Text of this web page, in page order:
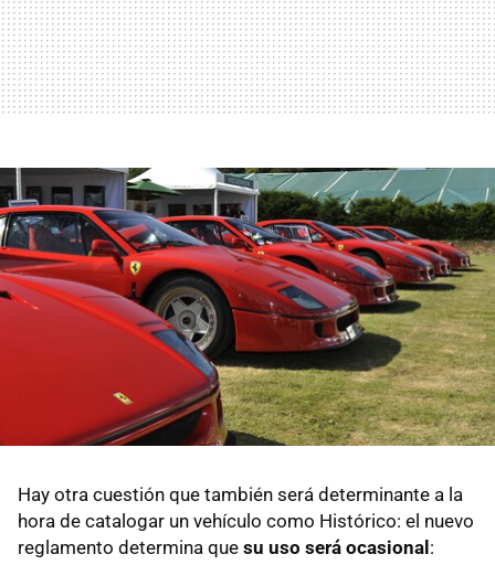
Hay otra cuestión que también será determinante a la
hora de catalogar un vehículo como Histórico: el nuevo
reglamento determina que su uso será ocasional :